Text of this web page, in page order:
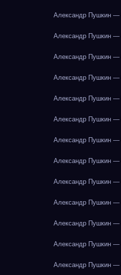
Александр Пушкин —
Александр Пушкин —
Александр Пушкин —
Александр Пушкин —
Александр Пушкин —
Александр Пушкин —
Александр Пушкин —
Александр Пушкин —
Александр Пушкин —
Александр Пушкин —
Александр Пушкин —
Александр Пушкин —
Александр Пушкин —